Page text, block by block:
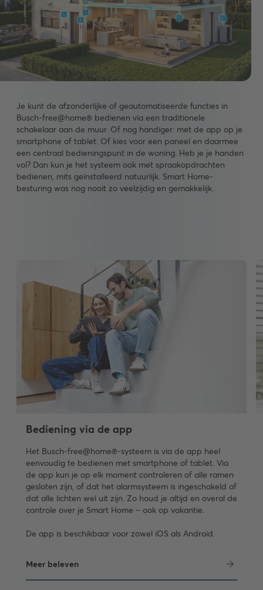
Je kunt de afzonderlijke of geautomatiseerde functies in
Busch-free@home® bedienen via een traditionele
schakelaar aan de muur. Of nog handiger: met de app op je
smartphone of tablet. Of kies voor een paneel en daarmee
een centraal bedieningspunt in de woning. Heb je je handen
vol? Dan kun je het systeem ook met spraakopdrachten
bedienen, mits geïnstalleerd natuurlijk. Smart Home-
besturing was nog nooit zo veelzijdig en gemakkelijk.
Bediening via de app
Het Busch-free@home®-systeem is via de app heel
eenvoudig te bedienen met smartphone of tablet. Via
de app kun je op elk moment controleren of alle ramen
gesloten zijn, of dat het alarmsysteem is ingeschakeld of
dat alle lichten wel uit zijn. Zo houd je altijd en overal de
controle over je Smart Home – ook op vakantie.
De app is beschikbaar voor zowel iOS als Android.
Meer beleven